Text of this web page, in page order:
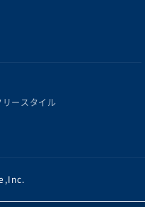
リースタイル